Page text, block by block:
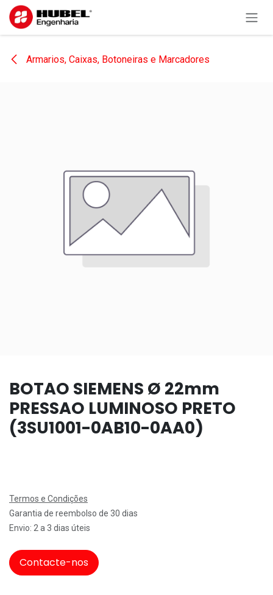
Pular para o conteúdo
Armarios, Caixas, Botoneiras e Marcadores
BOTAO SIEMENS Ø 22mm
PRESSAO LUMINOSO PRETO
(3SU1001-0AB10-0AA0)
Termos e Condições
Garantia de reembolso de 30 dias
Envio: 2 a 3 dias úteis
Contacte-nos